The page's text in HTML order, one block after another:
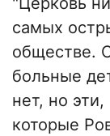
самых
обществе.
больные
нет, но
которые